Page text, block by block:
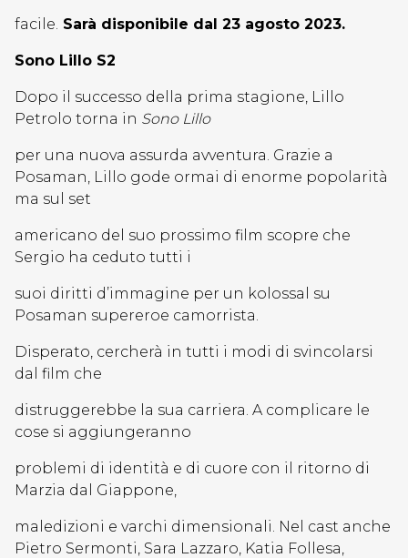
facile. Sarà disponibile dal 23 agosto 2023.
Sono Lillo S2
Dopo il successo della prima stagione, Lillo
Petrolo torna in Sono Lillo
per una nuova assurda avventura. Grazie a
Posaman, Lillo gode ormai di enorme popolarità
ma sul set
americano del suo prossimo film scopre che
Sergio ha ceduto tutti i
suoi diritti d’immagine per un kolossal su
Posaman supereroe camorrista.
Disperato, cercherà in tutti i modi di svincolarsi
dal film che
distruggerebbe la sua carriera. A complicare le
cose si aggiungeranno
problemi di identità e di cuore con il ritorno di
Marzia dal Giappone,
maledizioni e varchi dimensionali. Nel cast anche
Pietro Sermonti, Sara Lazzaro, Katia Follesa,